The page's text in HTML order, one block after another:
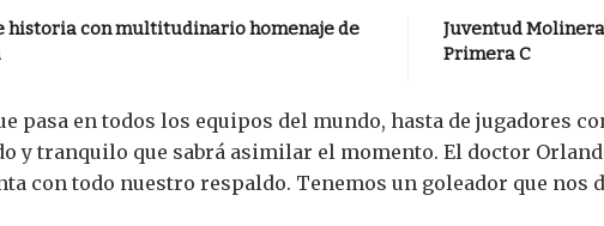
historia con multitudinario homenaje de
Juventud
Primera C
pasa en todos los equipos del mundo, hasta de jugadores
y tranquilo que sabrá asimilar el momento. El doctor
con todo nuestro respaldo. Tenemos un goleador que nos